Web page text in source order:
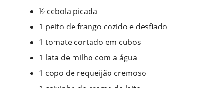
½ cebola picada
1 peito de frango cozido e desfiado
1 tomate cortado em cubos
1 lata de milho com a água
1 copo de requeijão cremoso